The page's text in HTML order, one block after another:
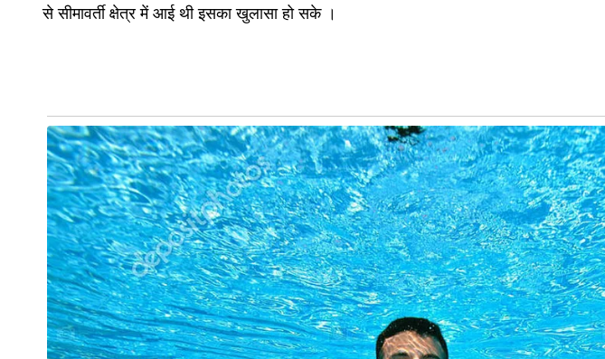
से सीमावर्ती क्षेत्र में आई थी इसका खुलासा हो सके ।